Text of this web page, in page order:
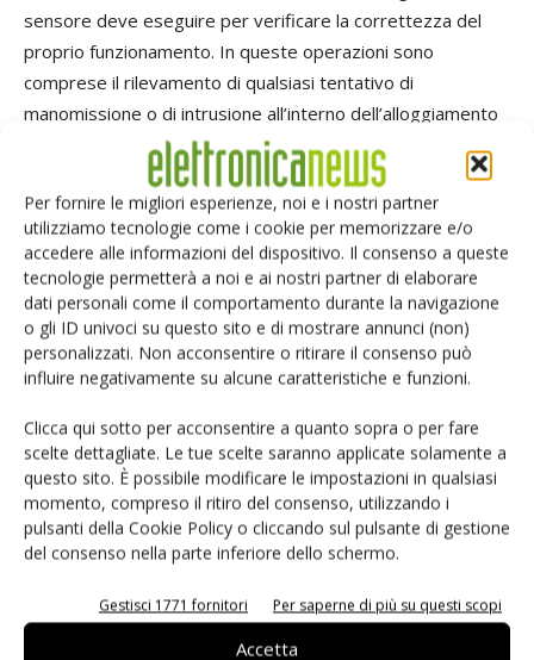
Per fornire le migliori esperienze, noi e i nostri partner
utilizziamo tecnologie come i cookie per memorizzare e/o
accedere alle informazioni del dispositivo. Il consenso a queste
tecnologie permetterà a noi e ai nostri partner di elaborare
dati personali come il comportamento durante la navigazione
o gli ID univoci su questo sito e di mostrare annunci (non)
personalizzati. Non acconsentire o ritirare il consenso può
influire negativamente su alcune caratteristiche e funzioni.
Clicca qui sotto per acconsentire a quanto sopra o per fare
scelte dettagliate. Le tue scelte saranno applicate solamente a
questo sito. È possibile modificare le impostazioni in qualsiasi
momento, compreso il ritiro del consenso, utilizzando i
pulsanti della Cookie Policy o cliccando sul pulsante di gestione
del consenso nella parte inferiore dello schermo.
Gestisci 1771 fornitori Per saperne di più su questi scopi
Accetta
sensore deve eseguire per verificare la correttezza del
proprio funzionamento. In queste operazioni sono
comprese il rilevamento di qualsiasi tentativo di
manomissione o di intrusione all’interno dell’alloggiamento
del sensore. I collaudi di immunità includono i test pass/fail
quando il rilevatore è esposto a flussi forzati di aria calda,
la reiezione di una sorgente di luce visibile e l’assenza di
reazione in presenza di una luce fluorescente o di fari di
un’automobile. Sebbene non faccia espressamente parte
dei compiti di un progettista elettronico, anche il design
della lente è, nel suo complesso, un elemento
fondamentale nello sviluppo del sensore nel suo
complesso. Sfruttando il concetto alla base della lente di
Fresnel, che di fatto concentra la luce e mostra un’area di
maggiori dimensioni al sensore, come mostrato in Fig. 3, è
possibile adattare l’area e il pattern di rilevamento in modo
da soddisfare le esigenze di applicazioni specifiche.
L’aspetto innovativo nel progetto della lente è
rilevamento di grandi dimensioni in un certo numero di aree
di dimensioni minori utilizzando più lenti di Fresnel.